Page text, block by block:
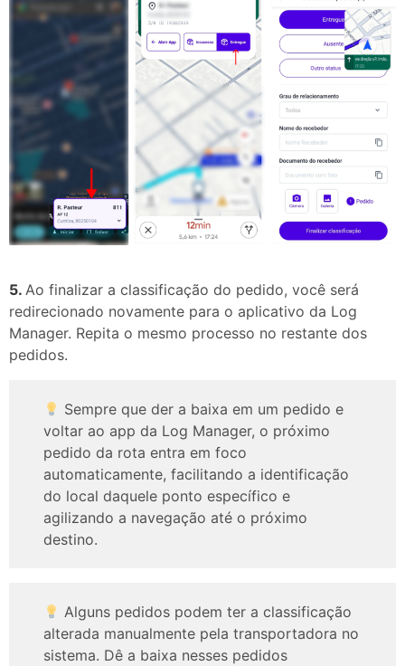
5. Ao finalizar a classificação do pedido, você será
redirecionado novamente para o aplicativo da Log
Manager. Repita o mesmo processo no restante dos
pedidos.
Sempre que der a baixa em um pedido e
voltar ao app da Log Manager, o próximo
pedido da rota entra em foco
automaticamente, facilitando a identificação
do local daquele ponto específico e
agilizando a navegação até o próximo
destino.
Alguns pedidos podem ter a classificação
alterada manualmente pela transportadora no
sistema. Dê a baixa nesses pedidos